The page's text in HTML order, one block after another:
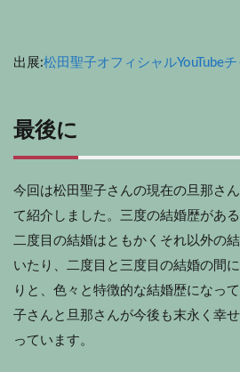
出展:松田聖子オフィシャルYouTube
最後に
今回は松田聖子さんの現在の旦那さ
て紹介しました。三度の結婚歴があ
二度目の結婚はともかくそれ以外の
いたり、二度目と三度目の結婚の間
りと、色々と特徴的な結婚歴になっ
子さんと旦那さんが今後も末永く幸
っています。